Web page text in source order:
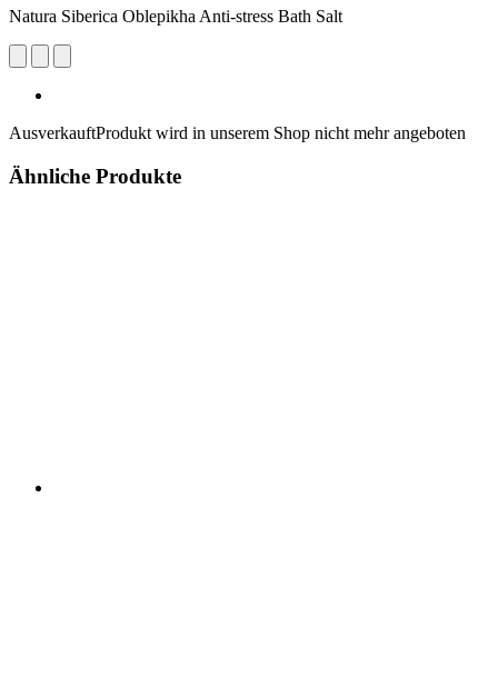
Natura Siberica Oblepikha Anti-stress Bath Salt
AusverkauftProdukt wird in unserem Shop nicht mehr angeboten
Ähnliche Produkte